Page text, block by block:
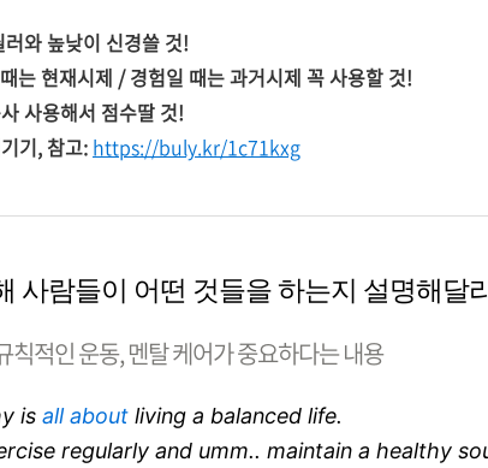
와 높낮이 신경쓸 것!
현재시제 / 경험일 때는 과거시제 꼭 사용할 것!
사용해서 점수딸 것!
기, 참고: https://buly.kr/1c71kxg
사람들이 어떤 것들을 하는지 설명해달
칙적인 운동, 멘탈 케어가 중요하다는 내용
is all about living a balanced life.
regularly and umm.. maintain a healthy